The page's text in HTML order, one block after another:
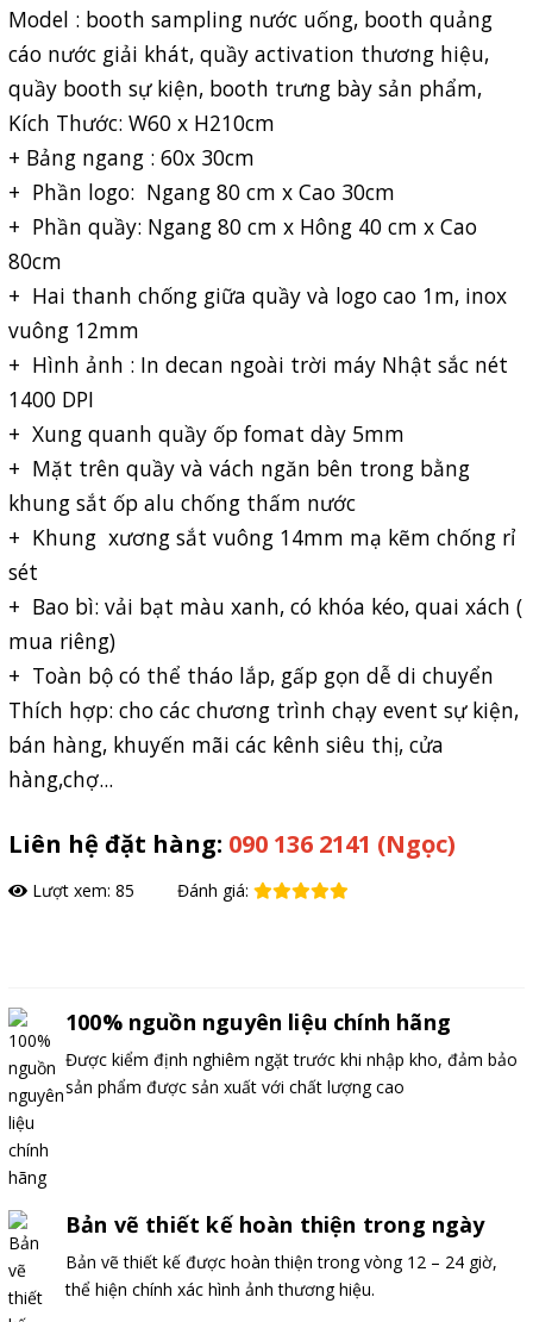
Model : booth sampling nước uống, booth quảng
cáo nước giải khát, quầy activation thương hiệu,
quầy booth sự kiện, booth trưng bày sản phẩm,
Kích Thước: W60 x H210cm
+ Bảng ngang : 60x 30cm
+ Phần logo: Ngang 80 cm x Cao 30cm
+ Phần quầy: Ngang 80 cm x Hông 40 cm x Cao
80cm
+ Hai thanh chống giữa quầy và logo cao 1m, inox
vuông 12mm
+ Hình ảnh : In decan ngoài trời máy Nhật sắc nét
1400 DPI
+ Xung quanh quầy ốp fomat dày 5mm
+ Mặt trên quầy và vách ngăn bên trong bằng
khung sắt ốp alu chống thấm nước
+ Khung xương sắt vuông 14mm mạ kẽm chống rỉ
sét
+ Bao bì: vải bạt màu xanh, có khóa kéo, quai xách (
mua riêng)
+ Toàn bộ có thể tháo lắp, gấp gọn dễ di chuyển
Thích hợp: cho các chương trình chạy event sự kiện,
bán hàng, khuyến mãi các kênh siêu thị, cửa
hàng,chợ...
Liên hệ đặt hàng: 090 136 2141 (Ngọc)
Lượt xem: 85 Đánh giá:
100% nguồn nguyên liệu chính hãng
Được kiểm định nghiêm ngặt trước khi nhập kho, đảm bảo
sản phẩm được sản xuất với chất lượng cao
Bản vẽ thiết kế hoàn thiện trong ngày
Bản vẽ thiết kế được hoàn thiện trong vòng 12 – 24 giờ,
thể hiện chính xác hình ảnh thương hiệu.